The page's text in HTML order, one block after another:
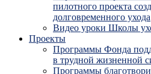
пилотного проекта
долговременного ухода
Видео уроки Школы
Проекты
Программы Фонда
в трудной жизненной
Программы